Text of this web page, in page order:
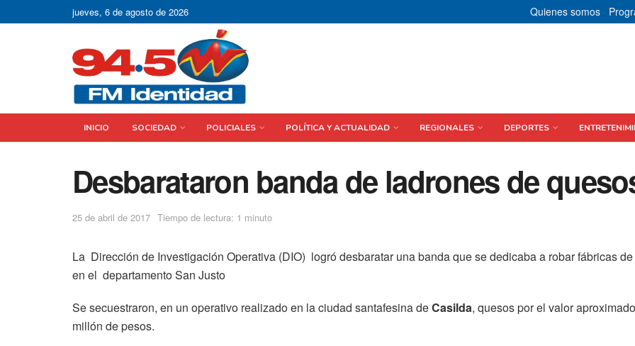
jueves, 6 de agosto de 2026 Quienes somos
INICIO SOCIEDAD POLICIALES POLÍTICA Y ACTUALIDAD REGIONALES DEPORTES
Desbarataron banda de ladrones de
25 de abril de 2017 Tiempo de lectura: 1 minuto
La Dirección de Investigación Operativa (DIO) logró desbaratar una banda que se dedicaba a robar fábricas
en el departamento San Justo
Se secuestraron, en un operativo realizado en la ciudad santafesina deCasilda, quesos por el valor
millón de pesos.